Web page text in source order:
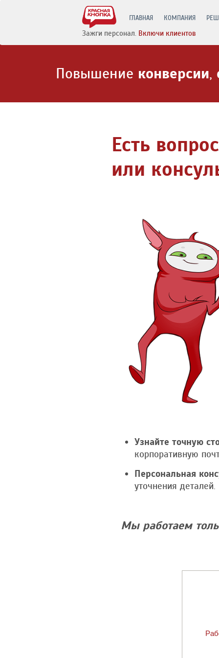
ГЛАВНАЯ КОМПАНИЯ
Зажги персонал. Включи клиентов
Повышение конверсии,
Есть
или
Узнайте точную
корпоративную
Персональная
уточнения деталей.
Мы работаем